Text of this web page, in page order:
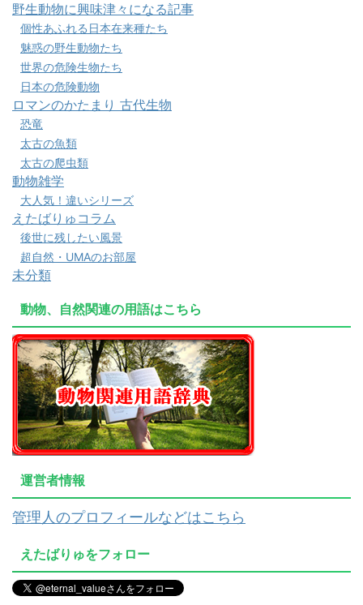
野生動物に興味津々になる記事
個性あふれる日本在来種たち
魅惑の野生動物たち
世界の危険生物たち
日本の危険動物
ロマンのかたまり 古代生物
恐竜
太古の魚類
太古の爬虫類
動物雑学
大人気！違いシリーズ
えたばりゅコラム
後世に残したい風景
超自然・UMAのお部屋
未分類
動物、自然関連の用語はこちら
運営者情報
管理人のプロフィールなどはこちら
えたばりゅをフォロー